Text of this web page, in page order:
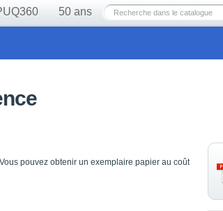
50 ans
pouvez obtenir un exemplaire papier au coût